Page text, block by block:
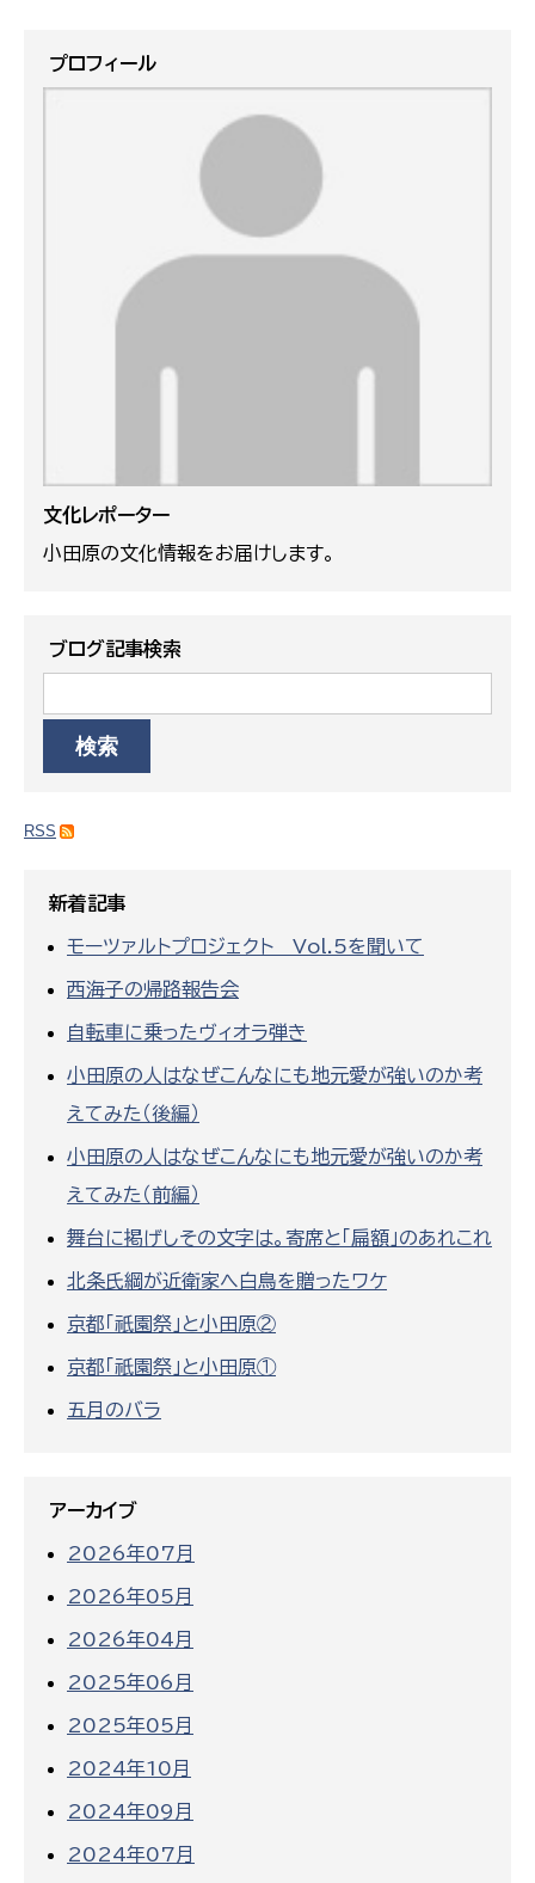
プロフィール
文化レポーター
小田原の文化情報をお届けします。
ブログ記事検索
RSS
新着記事
モーツァルトプロジェクト Vol.5を聞いて
西海子の帰路報告会
自転車に乗ったヴィオラ弾き
小田原の人はなぜこんなにも地元愛が強いのか考
えてみた（後編）
小田原の人はなぜこんなにも地元愛が強いのか考
えてみた（前編）
舞台に掲げしその文字は。寄席と「扁額」のあれこれ
北条氏綱が近衛家へ白鳥を贈ったワケ
京都「祇園祭」と小田原②
京都「祇園祭」と小田原①
五月のバラ
アーカイブ
2026年07月
2026年05月
2026年04月
2025年06月
2025年05月
2024年10月
2024年09月
2024年07月